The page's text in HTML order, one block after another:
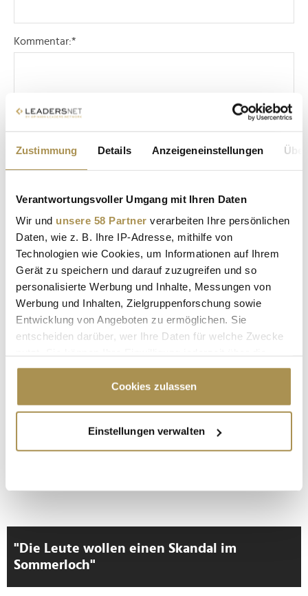
Zustimmung Details Anzeigeneinstellungen
Verantwortungsvoller Umgang mit Ihren Daten
Wir und unsere 58 Partner verarbeiten Ihre persönlichen
Daten, wie z. B. Ihre IP-Adresse, mithilfe von
Technologien wie Cookies, um Informationen auf Ihrem
Gerät zu speichern und darauf zuzugreifen und so
personalisierte Werbung und Inhalte, Messungen von
Werbung und Inhalten, Zielgruppenforschung sowie
Entwicklung von Angeboten zu ermöglichen. Sie
entscheiden darüber, wer Ihre Daten für welche Zwecke
Cookie-Erklärung oder durch Klicken auf das Privacy
Trigger Symbol ändern oder widerrufen
Informationen über Ihre geografische Lage
erfassen, welche bis auf einige Meter genau sein
Abschnitt Einzelheitenfest.
Wir verwenden Cookies, um Inhalte und Anzeigen zu
Cookies zulassen
Einstellungen verwalten
Kommentar:*
Sicherheitscode bestätigen:
ABSENDEN
* Pflichtfelder.
LEADERSNET.TV
"Die Leute wollen einen Skandal im
Sommerloch"